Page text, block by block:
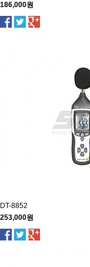
186,000원
DT-8852
253,000원